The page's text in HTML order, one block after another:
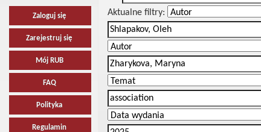
Zaloguj się
Zarejestruj się
Mój RUB
FAQ
Polityka
Regulamin
Aktualne filtry: